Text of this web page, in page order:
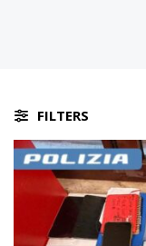
FILTERS